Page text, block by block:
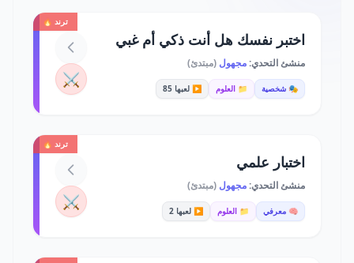
ترند 🔥
اختبر نفسك هل أنت ذكي أم غبي
منشئ التحدي:مجهول (مبتدئ)
🎭 شخصية 📁 العلوم ▶️ لعبها 85 ⚔️
ترند 🔥
اختبار علمي
منشئ التحدي:مجهول (مبتدئ)
🧠 معرفي 📁 العلوم ▶️ لعبها 2 ⚔️